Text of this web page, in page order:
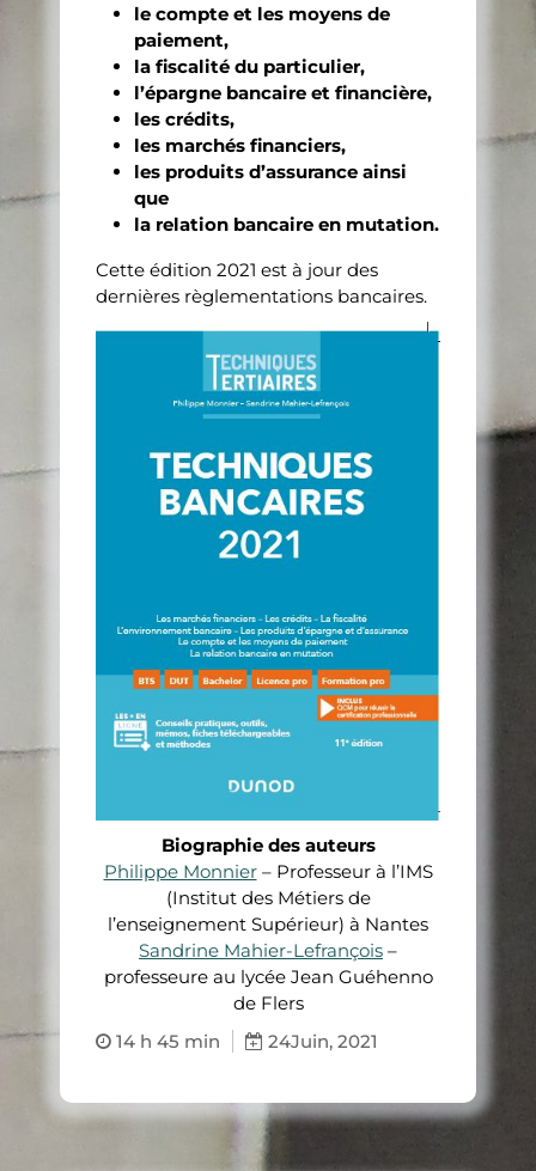
le compte et les moyens de
paiement,
la fiscalité du particulier,
l’épargne bancaire et financière,
les crédits,
les marchés financiers,
les produits d’assurance ainsi
que
la relation bancaire en mutation.
Cette édition 2021 est à jour des
dernières règlementations bancaires.
Biographie des auteurs
Philippe Monnier– Professeur à l’IMS
(Institut des Métiers de
l’enseignement Supérieur) à Nantes
Sandrine Mahier-Lefrançois –
professeure au lycée Jean Guéhenno
de Flers
14 h 45 min
24Juin, 2021